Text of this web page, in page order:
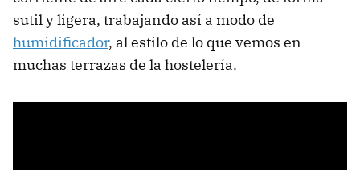
sutil y ligera, trabajando así a modo de
humidificador, al estilo de lo que vemos en
muchas terrazas de la hostelería.